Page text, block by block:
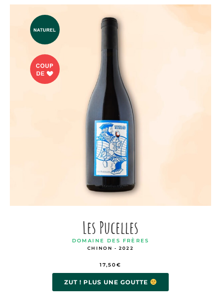
Les Pucelles
DOMAINE DES FRÈRES
CHINON - 2022
17,50€
ZUT ! PLUS UNE GOUTTE